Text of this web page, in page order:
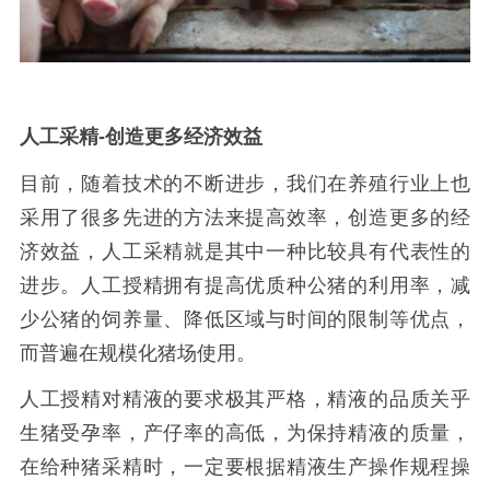
人工采精-创造更多经济效益
目前，随着技术的不断进步，我们在养殖行业上也
采用了很多先进的方法来提高效率，创造更多的经
济效益，人工采精就是其中一种比较具有代表性的
进步。人工授精拥有提高优质种公猪的利用率，减
少公猪的饲养量、降低区域与时间的限制等优点，
而普遍在规模化猪场使用。
人工授精对精液的要求极其严格，精液的品质关乎
生猪受孕率，产仔率的高低，为保持精液的质量，
在给种猪采精时，一定要根据精液生产操作规程操